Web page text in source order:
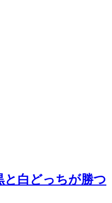
と白どっちが勝つ